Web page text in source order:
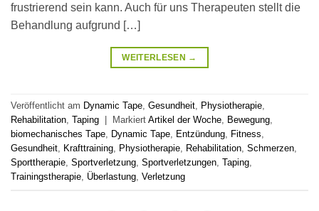
frustrierend sein kann. Auch für uns Therapeuten stellt die
Behandlung aufgrund […]
WEITERLESEN →
Veröffentlicht am Dynamic Tape, Gesundheit, Physiotherapie,
Rehabilitation, Taping Markiert Artikel der Woche, Bewegung,
biomechanisches Tape, Dynamic Tape, Entzündung, Fitness,
Gesundheit, Krafttraining, Physiotherapie, Rehabilitation, Schmerzen,
Sporttherapie, Sportverletzung, Sportverletzungen, Taping,
Trainingstherapie, Überlastung, Verletzung